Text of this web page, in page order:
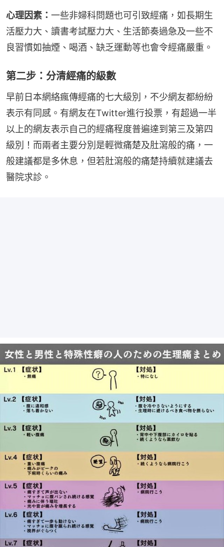
心理因素： 一些非婦科問題也可引致經痛，如長期生
活壓力大、讀書考試壓力大、生活節奏過急及一些不
良習慣如抽煙、喝酒、缺乏運動等也會令經痛嚴重。
第二步：分清經痛的級數
早前日本網絡瘋傳經痛的七大級別，不少網友都紛紛
表示有同感。有網友在Twitter進行投票，有超過一半
以上的網友表示自己的經痛程度普遍達到第三及第四
級別！而兩者主要分別是輕微痛楚及肚瀉般的痛，一
般建議都是多休息，但若肚瀉般的痛楚持續就建議去
醫院求診。